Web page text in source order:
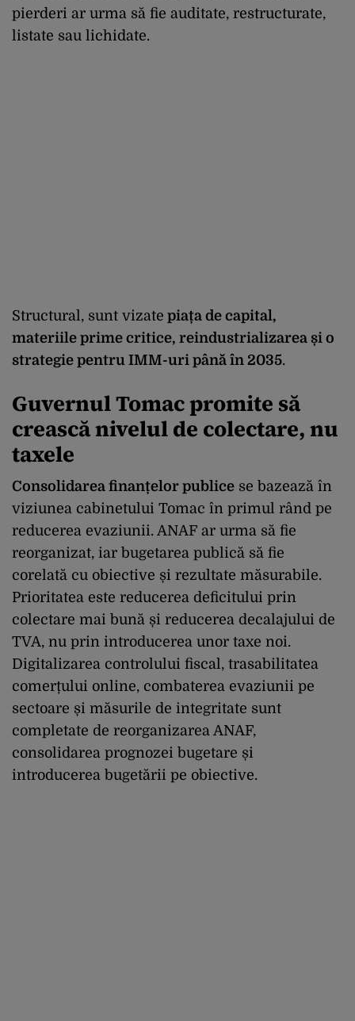
pierderi ar urma să fie auditate, restructurate,
listate sau lichidate.
Structural, sunt vizate piața de capital,
materiile prime critice, reindustrializarea și o
strategie pentru IMM-uri până în 2035.
Guvernul Tomac promite să
crească nivelul de colectare, nu
taxele
Consolidarea finanțelor publice se bazează în
viziunea cabinetului Tomac în primul rând pe
reducerea evaziunii. ANAF ar urma să fie
reorganizat, iar bugetarea publică să fie
corelată cu obiective și rezultate măsurabile.
Prioritatea este reducerea deficitului prin
colectare mai bună și reducerea decalajului de
TVA, nu prin introducerea unor taxe noi.
Digitalizarea controlului fiscal, trasabilitatea
comerțului online, combaterea evaziunii pe
sectoare și măsurile de integritate sunt
completate de reorganizarea ANAF,
consolidarea prognozei bugetare și
introducerea bugetării pe obiective.